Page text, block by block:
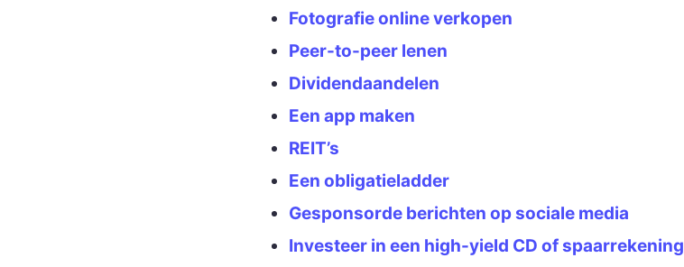
Fotografie online verkopen
Peer-to-peer lenen
Dividendaandelen
Een app maken
REIT’s
Een obligatieladder
Gesponsorde berichten op sociale media
Investeer in een high-yield CD of spaarrekening